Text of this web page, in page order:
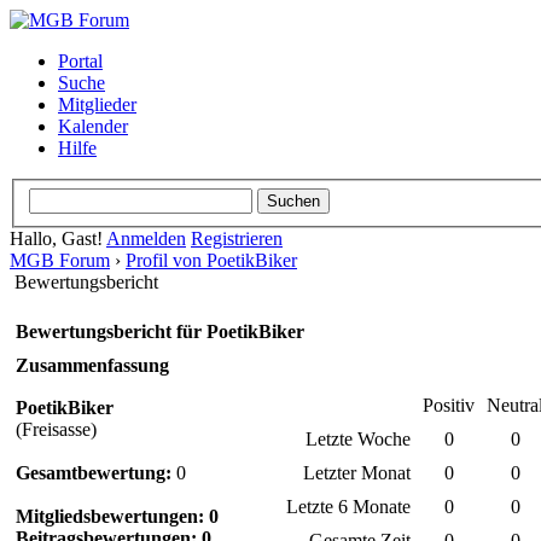
Portal
Suche
Mitglieder
Kalender
Hilfe
Hallo, Gast! Anmelden Registrieren
MGB Forum › Profil von PoetikBiker
Bewertungsbericht
Bewertungsbericht für PoetikBiker
Zusammenfassung
PoetikBiker
(Freisasse)
Gesamtbewertung: 0
Mitgliedsbewertungen: 0
Positiv Neutral
Letzte Woche
0 0
Letzter Monat
0 0
Letzte 6 Monate
0 0